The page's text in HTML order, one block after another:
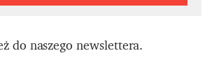
do naszego newslettera.